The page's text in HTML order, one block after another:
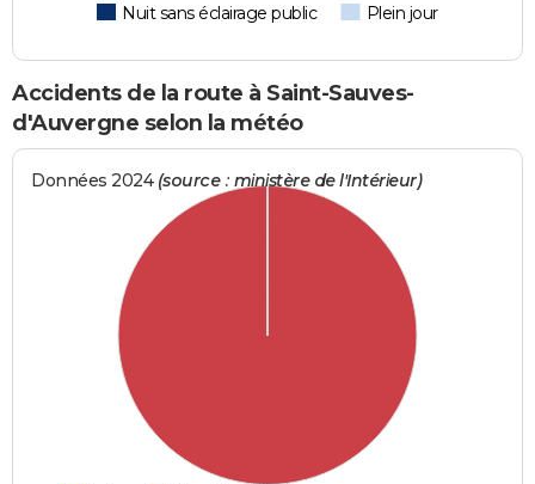
Nuit sans éclairage public
Plein jour
Accidents de la route à Saint-Sauves-
d'Auvergne selon la météo
Données 2024 (source : ministère de l'Intérieur)